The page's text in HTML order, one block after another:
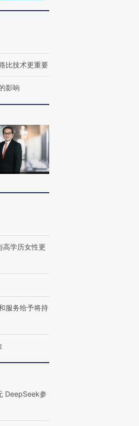
比技术更重要
影响
高学历女性更
服务给予将持
DeepSeek参